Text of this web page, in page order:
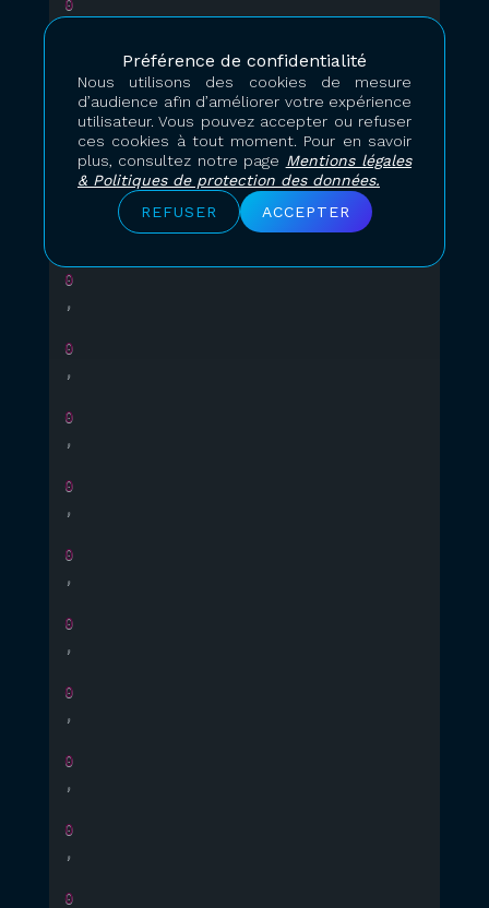
Préférence de confidentialité
Nous utilisons des cookies de mesure
d’audience afin d’améliorer votre expérience
utilisateur. Vous pouvez accepter ou refuser
ces cookies à tout moment. Pour en savoir
plus, consultez notre page Mentions légales
& Politiques de protection des données.
REFUSER
ACCEPTER
0
0
,
0
,
0
,
0
,
0
,
0
,
0
,
0
,
0
,
0